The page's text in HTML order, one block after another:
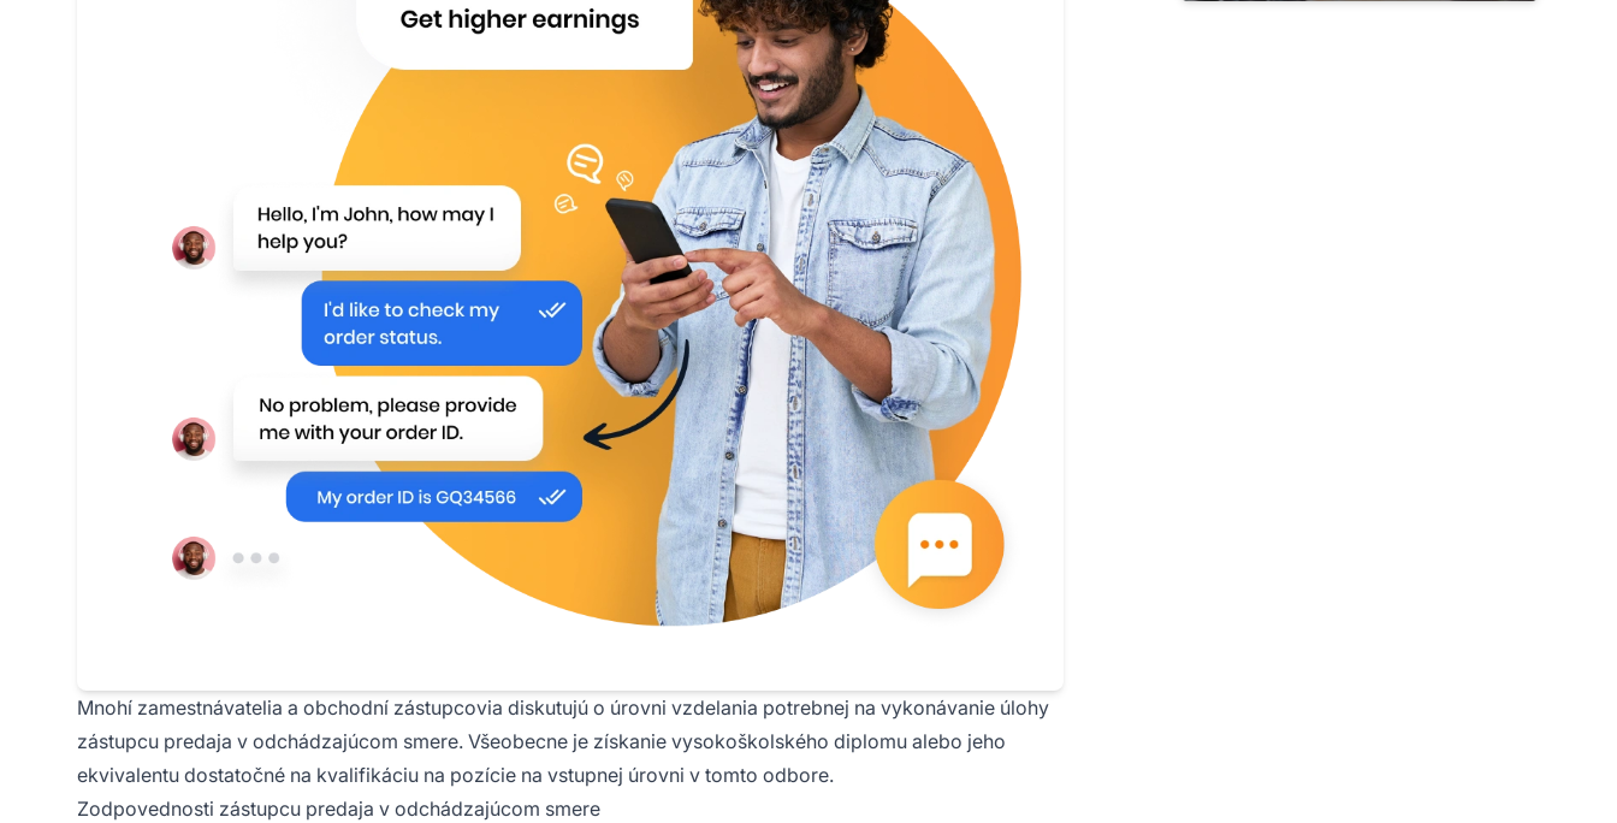
Mnohí zamestnávatelia a obchodní zástupcovia diskutujú o úrovni vzdelania potrebnej na vykonávanie úlohy
zástupcu predaja v odchádzajúcom smere. Všeobecne je získanie vysokoškolského diplomu alebo jeho
ekvivalentu dostatočné na kvalifikáciu na pozície na vstupnej úrovni v tomto odbore.
Zodpovednosti zástupcu predaja v odchádzajúcom smere